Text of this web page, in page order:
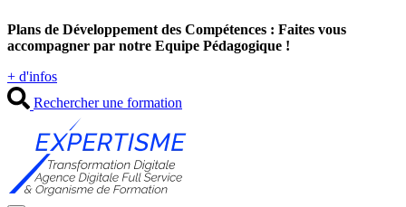
au
contenu
Plans de Développement des Compétences : Faites vous
accompagner par notre Equipe Pédagogique !
+ d'infos
Rechercher une formation